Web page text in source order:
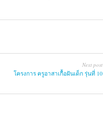
Next post
โครงการ ครูอาสาเกื้อฝันเด็ก รุ่นที่ 10